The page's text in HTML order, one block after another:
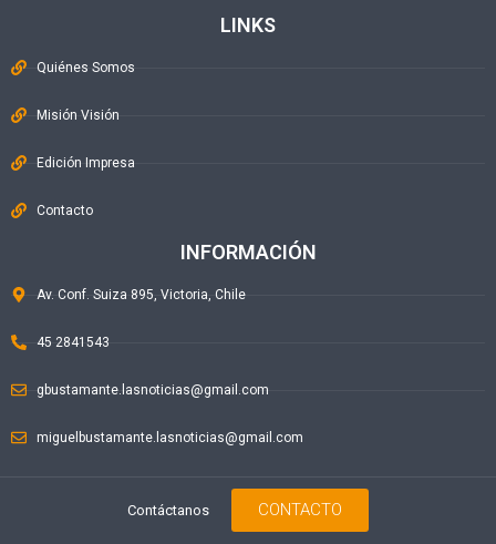
LINKS
Quiénes Somos
Misión Visión
Edición Impresa
Contacto
INFORMACIÓN
Av. Conf. Suiza 895, Victoria, Chile
45 2841543
gbustamante.lasnoticias@gmail.com
miguelbustamante.lasnoticias@gmail.com
Contáctanos CONTACTO